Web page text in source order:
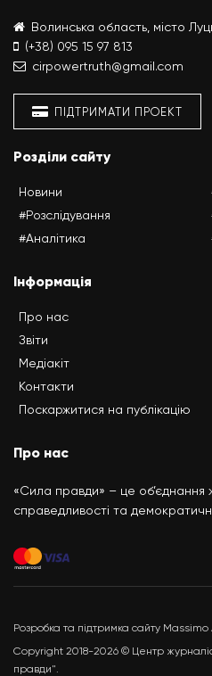
Волинська область, місто
(+38) 095 15 97 813
cirpowertruth@gmail.com
ПІДТРИМАТИ ПРОЕКТ
Розділи сайту
Новини
#Розслідування
#Аналітика
Інформація
Про нас
Звіти
Медіакіт
Контакти
Поскаржитися на публікацію
Про нас
«Сила правди» – це об’єднання
справедливості та
Розробка та підтримка сайту
Copyright 2018-2026 © Центр
правди".